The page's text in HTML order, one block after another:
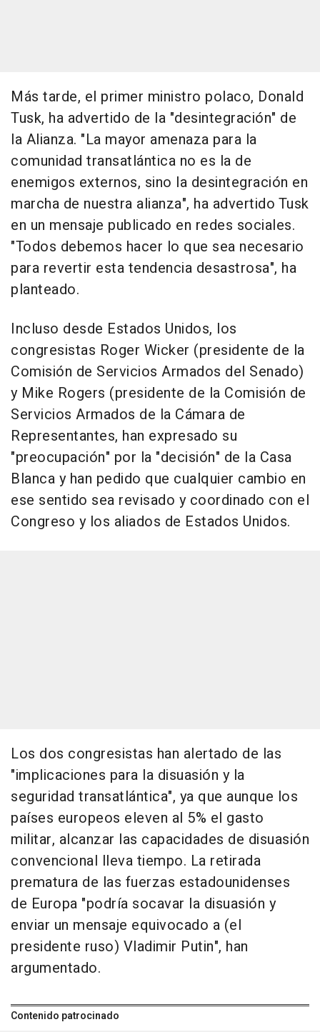
Más tarde, el primer ministro polaco, Donald
Tusk, ha advertido de la "desintegración" de
la Alianza. "La mayor amenaza para la
comunidad transatlántica no es la de
enemigos externos, sino la desintegración en
marcha de nuestra alianza", ha advertido Tusk
en un mensaje publicado en redes sociales.
"Todos debemos hacer lo que sea necesario
para revertir esta tendencia desastrosa", ha
planteado.
Incluso desde Estados Unidos, los
congresistas Roger Wicker (presidente de la
Comisión de Servicios Armados del Senado)
y Mike Rogers (presidente de la Comisión de
Servicios Armados de la Cámara de
Representantes, han expresado su
"preocupación" por la "decisión" de la Casa
Blanca y han pedido que cualquier cambio en
ese sentido sea revisado y coordinado con el
Congreso y los aliados de Estados Unidos.
Los dos congresistas han alertado de las
"implicaciones para la disuasión y la
seguridad transatlántica", ya que aunque los
países europeos eleven al 5% el gasto
militar, alcanzar las capacidades de disuasión
convencional lleva tiempo. La retirada
prematura de las fuerzas estadounidenses
de Europa "podría socavar la disuasión y
enviar un mensaje equivocado a (el
presidente ruso) Vladimir Putin", han
argumentado.
Contenido patrocinado